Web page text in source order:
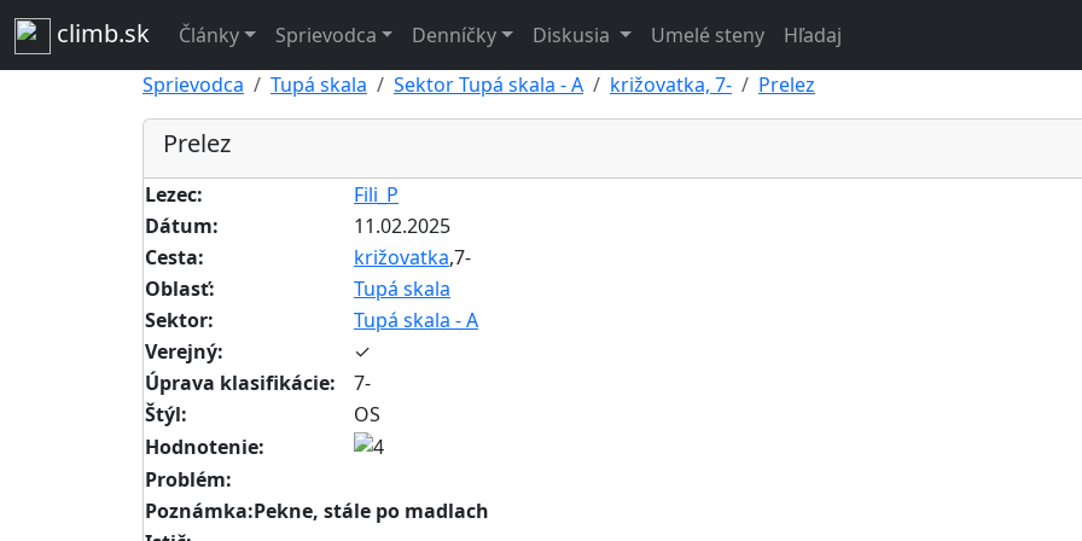
climb.sk Články Sprievodca Denníčky Diskusia Umelé steny Hľadaj
Sprievodca
Tupá skala Sektor Tupá skala - A križovatka, 7- Prelez
Prelez
Lezec:
Fili_P
Dátum:
11.02.2025
Cesta:
križovatka,7-
Oblasť:
Tupá skala
Sektor:
Tupá skala - A
Verejný:
✓
Úprava klasifikácie:
7-
Štýl:
OS
Hodnotenie:
Problém:
Poznámka:Pekne, stále po madlach